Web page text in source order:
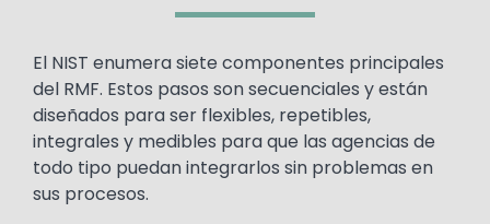
Text
El NIST enumera siete componentes principales
del RMF. Estos pasos son secuenciales y están
diseñados para ser flexibles, repetibles,
integrales y medibles para que las agencias de
todo tipo puedan integrarlos sin problemas en
sus procesos.